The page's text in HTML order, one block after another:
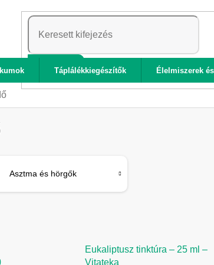
KERESÉS
Táplálékkiegészítők Élelmiszerek
Asztma és hörgők
Eukaliptusz tinktúra – 25 ml –
Vitateka